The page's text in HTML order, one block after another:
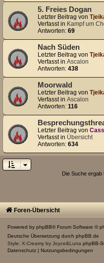
5. Freies Dogan
Letzter Beitrag von
Verfasst in Kampf um
Antworten: 69
Nach Süden
Letzter Beitrag von
Verfasst in Ascalon
Antworten: 438
Moorwald
Letzter Beitrag von
Verfasst in Ascalon
Antworten: 116
Letzter Beitrag von
Verfasst in Übersicht
Antworten: 634
Die Suche ergab
Foren-Übersicht
Powered by phpBB® Forum Software ©
Deutsche Übersetzung durch phpBB.de
Style: X-Creamy by Joyce&Luna phpBB-
Datenschutz | Nutzungsbedingungen